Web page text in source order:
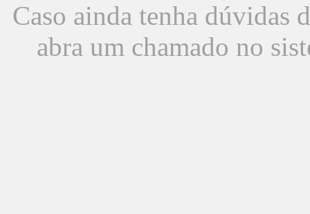
Caso ainda tenha dúvidas
abra um chamado no